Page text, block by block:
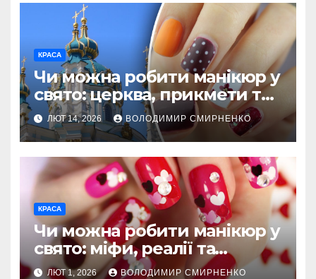
КРАСА
Чи можна робити манікюр у
свято: церква, прикмети та
мода
ЛЮТ 14, 2026 ВОЛОДИМИР СМИРНЕНКО
КРАСА
Чи можна робити манікюр у
свято: міфи, реалії та
секрети краси
ЛЮТ 1, 2026 ВОЛОДИМИР СМИРНЕНКО